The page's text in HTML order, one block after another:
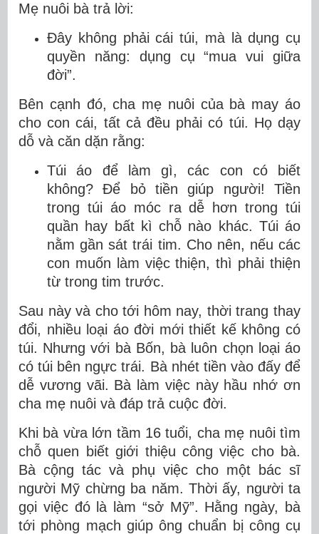
Mẹ nuôi bà trả lời:
Đây không phải cái túi, mà là dụng cụ
quyền năng: dụng cụ “mua vui giữa
đời”.
Bên cạnh đó, cha mẹ nuôi của bà may áo
cho con cái, tất cả đều phải có túi. Họ dạy
dỗ và căn dặn rằng:
Túi áo để làm gì, các con có biết
không? Để bỏ tiền giúp người! Tiền
trong túi áo móc ra dễ hơn trong túi
quần hay bất kì chỗ nào khác. Túi áo
nằm gần sát trái tim. Cho nên, nếu các
con muốn làm việc thiện, thì phải thiện
từ trong tim trước.
Sau này và cho tới hôm nay, thời trang thay
đổi, nhiều loại áo đời mới thiết kế không có
túi. Nhưng với bà Bốn, bà luôn chọn loại áo
có túi bên ngực trái. Bà nhét tiền vào đấy để
dễ vương vãi. Bà làm việc này hầu nhớ ơn
cha mẹ nuôi và đáp trả cuộc đời.
Khi bà vừa lớn tầm 16 tuổi, cha mẹ nuôi tìm
chỗ quen biết giới thiệu công việc cho bà.
Bà cộng tác và phụ việc cho một bác sĩ
người Mỹ chừng ba năm. Thời ấy, người ta
gọi việc đó là làm “sở Mỹ”. Hằng ngày, bà
tới phòng mạch giúp ông chuẩn bị công cụ